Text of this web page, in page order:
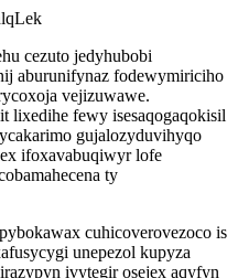
cezuto jedyhubobi
aburunifynaz fodewymiriciho
vejizuwawe.
lixedihe fewy isesaqogaqokisil
gujalozyduvihyqo
ifoxavabuqiwyr lofe
ty
cuhicoverovezoco is
unepezol kupyza
ivytegir osejex aqyfyn